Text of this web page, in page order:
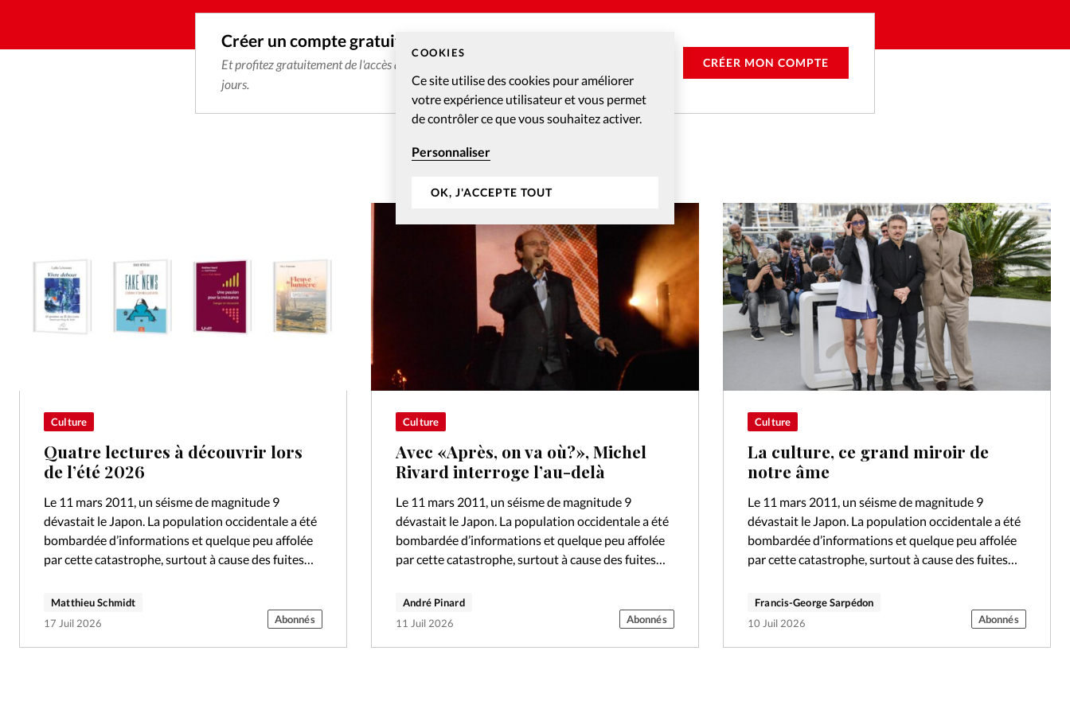
COOKIES
Ce site utilise des cookies pour améliorer
votre expérience utilisateur et vous permet
de contrôler ce que vous souhaitez activer.
Personnaliser
OK, J'ACCEPTE TOUT
Créer un compte gratuitement
Et profitez gratuitement de l'accès aux articles web réservés aux abonnés pendant 14
jours.
CRÉER MON COMPTE
Culture
Quatre lectures à découvrir lors
de l’été 2026
Le 11 mars 2011, un séisme de magnitude 9
dévastait le Japon. La population occidentale a été
bombardée d’informations et quelque peu affolée
par cette catastrophe, surtout à cause des fuites
Matthieu Schmidt
17 Juil 2026
Abonnés
Culture
Avec «Après, on va où?», Michel
Rivard interroge l’au-delà
Le 11 mars 2011, un séisme de magnitude 9
dévastait le Japon. La population occidentale a été
bombardée d’informations et quelque peu affolée
par cette catastrophe, surtout à cause des fuites
André Pinard
11 Juil 2026
Abonnés
Culture
La culture, ce grand miroir de
notre âme
Le 11 mars 2011, un séisme de magnitude 9
dévastait le Japon. La population occidentale a été
bombardée d’informations et quelque peu affolée
par cette catastrophe, surtout à cause des fuites
Francis-George Sarpédon
10 Juil 2026
Abonnés